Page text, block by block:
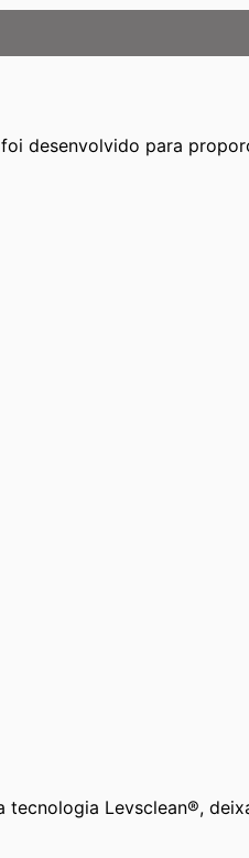
desenvolvido para
tecnologia Levsclean®,